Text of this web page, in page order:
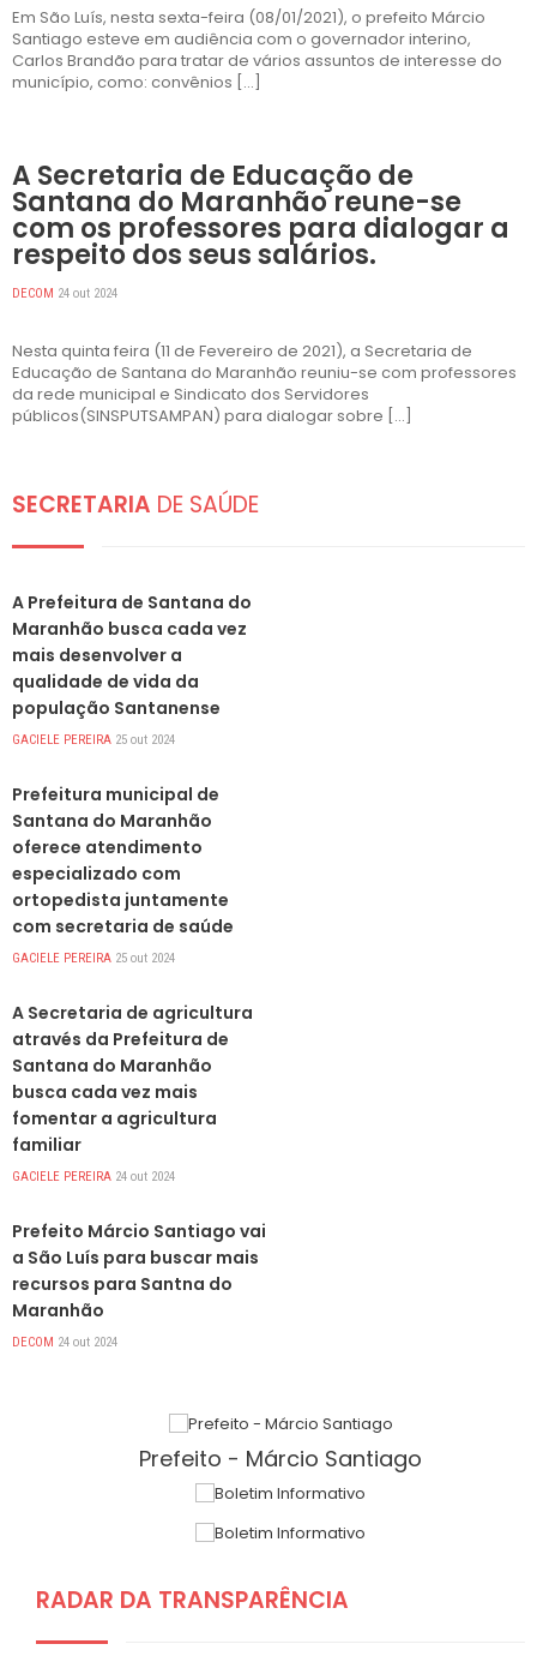
Em São Luís, nesta sexta-feira (08/01/2021), o prefeito Márcio
Santiago esteve em audiência com o governador interino,
Carlos Brandão para tratar de vários assuntos de interesse do
município, como: convênios […]
A Secretaria de Educação de
Santana do Maranhão reune-se
com os professores para dialogar a
respeito dos seus salários.
DECOM 24 out 2024
Nesta quinta feira (11 de Fevereiro de 2021), a Secretaria de
Educação de Santana do Maranhão reuniu-se com professores
da rede municipal e Sindicato dos Servidores
públicos(SINSPUTSAMPAN) para dialogar sobre […]
SECRETARIA DE SAÚDE
A Prefeitura de Santana do
Maranhão busca cada vez
mais desenvolver a
qualidade de vida da
população Santanense
GACIELE PEREIRA 25 out 2024
Prefeitura municipal de
Santana do Maranhão
oferece atendimento
especializado com
ortopedista juntamente
com secretaria de saúde
GACIELE PEREIRA 25 out 2024
A Secretaria de agricultura
através da Prefeitura de
Santana do Maranhão
busca cada vez mais
fomentar a agricultura
familiar
GACIELE PEREIRA 24 out 2024
Prefeito Márcio Santiago vai
a São Luís para buscar mais
recursos para Santna do
Maranhão
DECOM 24 out 2024
Prefeito - Márcio Santiago
RADAR DA TRANSPARÊNCIA